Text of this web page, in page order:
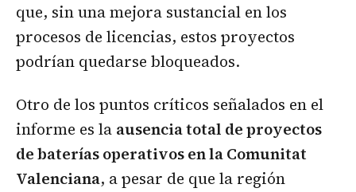
que, sin una mejora sustancial en los
procesos de licencias, estos proyectos
podrían quedarse bloqueados.
Otro de los puntos críticos señalados en el
informe es la ausencia total de proyectos
de baterías operativos en la Comunitat
Valenciana, a pesar de que la región